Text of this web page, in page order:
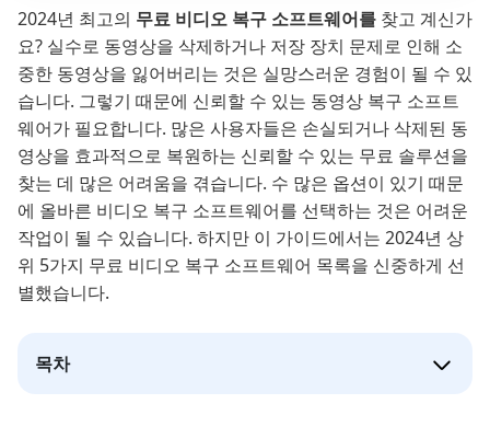
2024년 최고의 무료 비디오 복구 소프트웨어를 찾고 계신가
요? 실수로 동영상을 삭제하거나 저장 장치 문제로 인해 소
중한 동영상을 잃어버리는 것은 실망스러운 경험이 될 수 있
습니다. 그렇기 때문에 신뢰할 수 있는 동영상 복구 소프트
웨어가 필요합니다. 많은 사용자들은 손실되거나 삭제된 동
영상을 효과적으로 복원하는 신뢰할 수 있는 무료 솔루션을
찾는 데 많은 어려움을 겪습니다. 수 많은 옵션이 있기 때문
에 올바른 비디오 복구 소프트웨어를 선택하는 것은 어려운
작업이 될 수 있습니다. 하지만 이 가이드에서는 2024년 상
위 5가지 무료 비디오 복구 소프트웨어 목록을 신중하게 선
별했습니다.
목차